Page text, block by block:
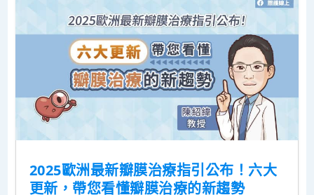
2025歐洲最新瓣膜治療指引公布！六大
更新，帶您看懂瓣膜治療的新趨勢